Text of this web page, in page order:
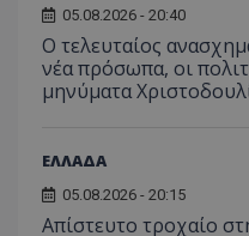
05.08.2026 - 20:40
Ο τελευταίος
νέα πρόσωπα, οι
μηνύματα
ΕΛΛΑΔΑ
05.08.2026 - 20:15
Απίστευτο τροχαίο